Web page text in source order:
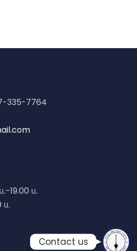
335-7764
19.00 น.
น.
Contact us